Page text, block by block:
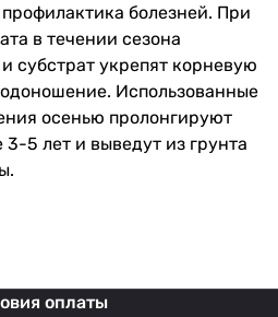
болезней. При
в течении сезона
субстрат укрепят корневую
Использованные
осенью пролонгируют
3-5 лет и выведут из грунта
оплаты